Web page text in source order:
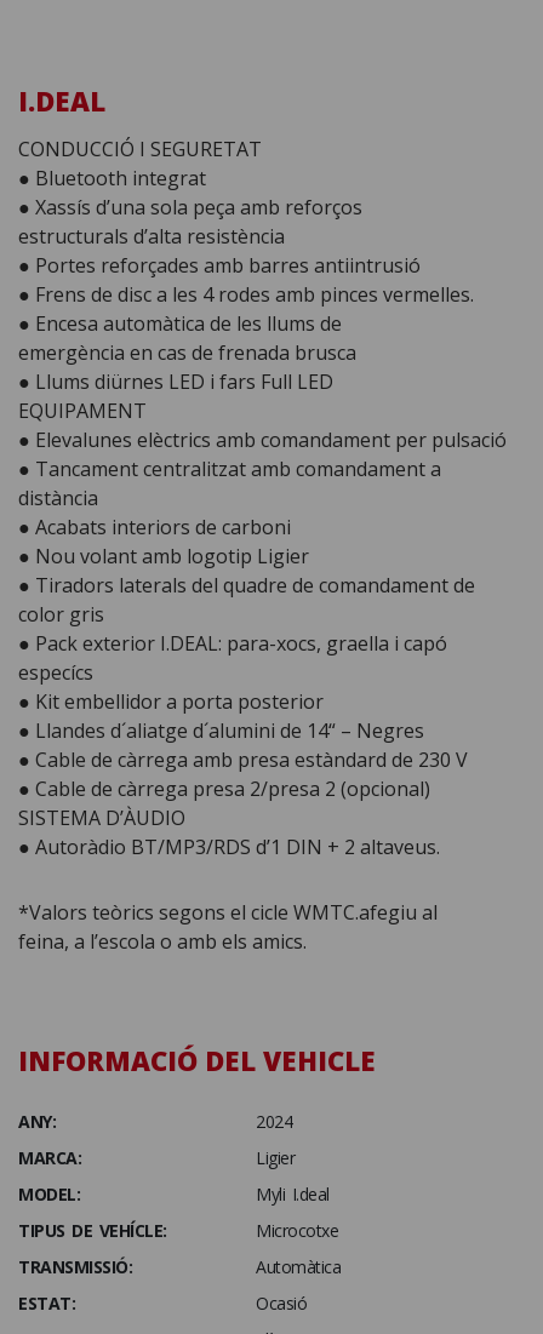
I.DEAL
CONDUCCIÓ I SEGURETAT
● Bluetooth integrat
● Xassís d’una sola peça amb reforços
estructurals d’alta resistència
● Portes reforçades amb barres antiintrusió
● Frens de disc a les 4 rodes amb pinces vermelles.
● Encesa automàtica de les llums de
emergència en cas de frenada brusca
● Llums diürnes LED i fars Full LED
EQUIPAMENT
● Elevalunes elèctrics amb comandament per pulsació
● Tancament centralitzat amb comandament a
distància
● Acabats interiors de carboni
● Nou volant amb logotip Ligier
● Tiradors laterals del quadre de comandament de
color gris
● Pack exterior I.DEAL: para-xocs, graella i capó
especícs
● Kit embellidor a porta posterior
● Llandes d´aliatge d´alumini de 14“ – Negres
● Cable de càrrega amb presa estàndard de 230 V
● Cable de càrrega presa 2/presa 2 (opcional)
SISTEMA D’ÀUDIO
● Autoràdio BT/MP3/RDS d’1 DIN + 2 altaveus.
*Valors teòrics segons el cicle WMTC.afegiu al
feina, a l’escola o amb els amics.
INFORMACIÓ DEL VEHICLE
ANY:
2024
MARCA:
Ligier
MODEL:
Myli I.deal
TIPUS DE VEHÍCLE:
Microcotxe
TRANSMISSIÓ:
Automàtica
ESTAT:
Ocasió